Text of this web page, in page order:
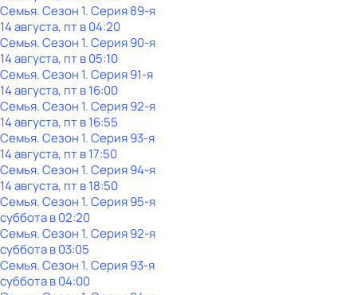
Семья. Сезон 1. Серия 89-я
14 августа, пт в 04:20
Семья. Сезон 1. Серия 90-я
14 августа, пт в 05:10
Семья. Сезон 1. Серия 91-я
14 августа, пт в 16:00
Семья. Сезон 1. Серия 92-я
14 августа, пт в 16:55
Семья. Сезон 1. Серия 93-я
14 августа, пт в 17:50
Семья. Сезон 1. Серия 94-я
14 августа, пт в 18:50
Семья. Сезон 1. Серия 95-я
субботав02:20
Семья. Сезон 1. Серия 92-я
субботав03:05
Семья. Сезон 1. Серия 93-я
субботав04:00